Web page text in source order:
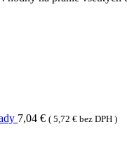
7,04 € ( 5,72 € bez DPH )